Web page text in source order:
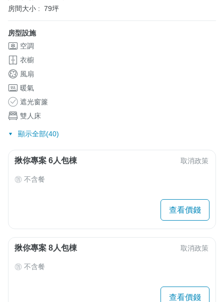
房間大小 : 79坪
房型設施
空調
衣櫥
風扇
暖氣
遮光窗簾
雙人床
顯示全部(40)
揪你專案 6人包棟 取消政策
不含餐
查看價錢
揪你專案 8人包棟 取消政策
不含餐
查看價錢